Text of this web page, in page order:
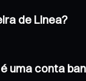
de Linea?
uma conta